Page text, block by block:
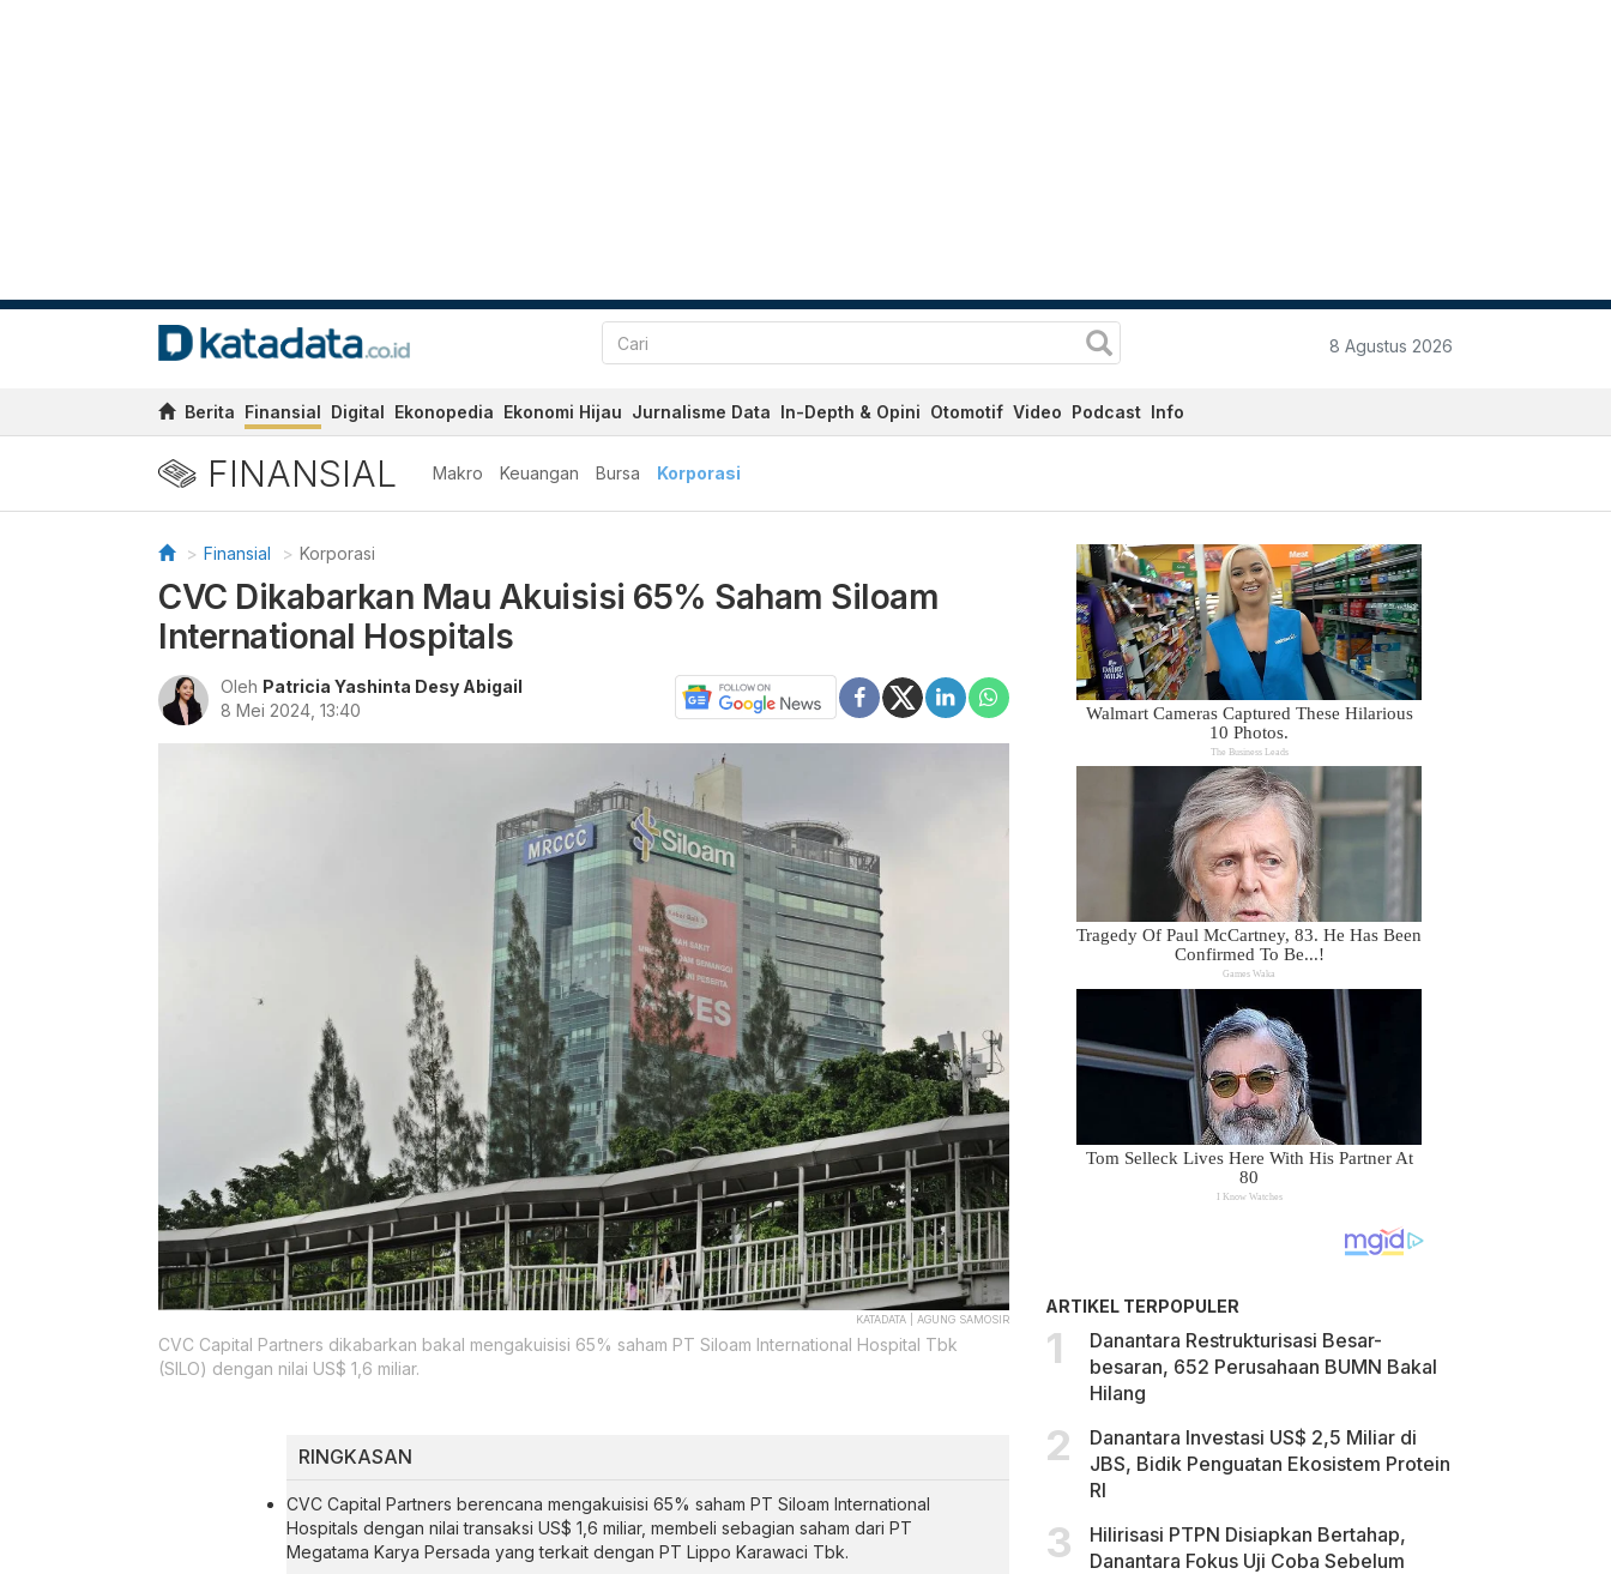
8 Agustus 2026
Berita Finansial Digital Ekonopedia Ekonomi Hijau Jurnalisme Data In-Depth & Opini Otomotif Video Podcast Info
FINANSIAL Makro Keuangan Bursa Korporasi
Finansial Korporasi
CVC Dikabarkan Mau Akuisisi 65% Saham Siloam
International Hospitals
Oleh Patricia Yashinta Desy Abigail
8 Mei 2024, 13:40
KATADATA | AGUNG SAMOSIR
CVC Capital Partners dikabarkan bakal mengakuisisi 65% saham PT Siloam International Hospital Tbk
(SILO) dengan nilai US$ 1,6 miliar.
RINGKASAN
CVC Capital Partners berencana mengakuisisi 65% saham PT Siloam International
Hospitals dengan nilai transaksi US$ 1,6 miliar, membeli sebagian saham dari PT
Megatama Karya Persada yang terkait dengan PT Lippo Karawaci Tbk.
ARTIKEL TERPOPULER
Danantara Restrukturisasi Besar-
besaran, 652 Perusahaan BUMN Bakal
Hilang
Danantara Investasi US$ 2,5 Miliar di
JBS, Bidik Penguatan Ekosistem Protein
RI
Hilirisasi PTPN Disiapkan Bertahap,
Danantara Fokus Uji Coba Sebelum